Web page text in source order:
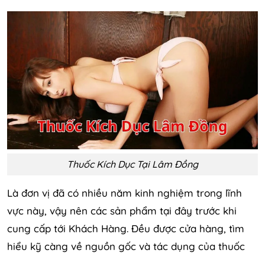
Thuốc Kích Dục Tại Lâm Đồng
Là đơn vị đã có nhiều năm kinh nghiệm trong lĩnh
vực này, vậy nên các sản phẩm tại đây trước khi
cung cấp tới Khách Hàng. Đều được cửa hàng, tìm
hiểu kỹ càng về nguồn gốc và tác dụng của thuốc